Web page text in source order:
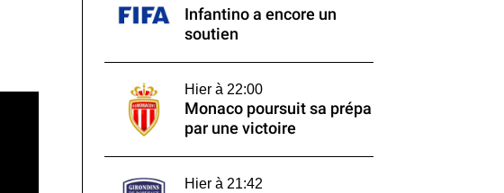
Infantino a encore un
soutien
Hier à 22:00
Monaco poursuit sa prépa
par une victoire
Hier à 21:42